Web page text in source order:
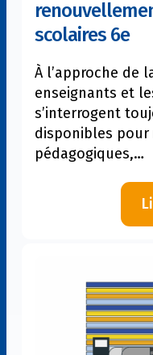
scolaires 6e
À l’approche de
enseignants et
s’interrogent
disponibles
pédagogiques,…